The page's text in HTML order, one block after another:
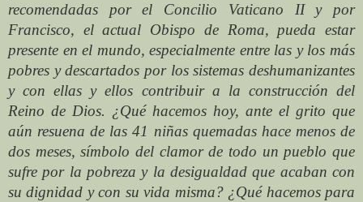
recomendadas por el Concilio Vaticano II y por
Francisco, el actual Obispo de Roma, pueda estar
presente en el mundo, especialmente entre las y los más
pobres y descartados por los sistemas deshumanizantes
y con ellas y ellos contribuir a la construcción del
Reino de Dios. ¿Qué hacemos hoy, ante el grito que
aún resuena de las 41 niñas quemadas hace menos de
dos meses, símbolo del clamor de todo un pueblo que
sufre por la pobreza y la desigualdad que acaban con
su dignidad y con su vida misma? ¿Qué hacemos para